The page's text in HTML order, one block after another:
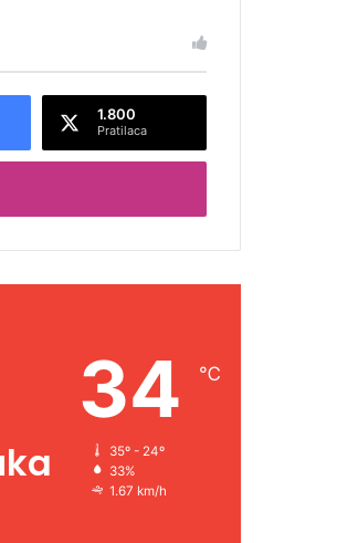
1.800
Pratilaca
34 ℃
35º - 24º
33%
1.67 km/h